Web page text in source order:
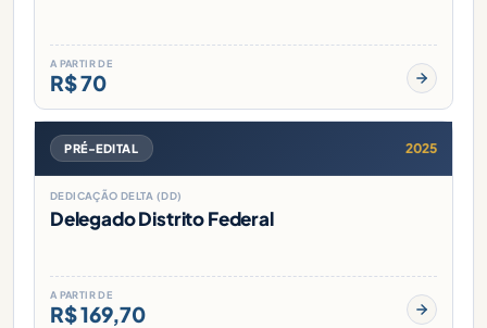
A PARTIR DE
R$ 70
PRÉ-EDITAL 2025
DEDICAÇÃO DELTA (DD)
Delegado Distrito Federal
A PARTIR DE
R$ 169,70